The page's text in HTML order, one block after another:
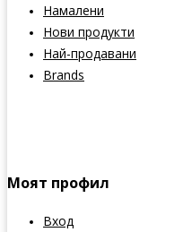
Намалени
Нови продукти
Най-продавани
Brands
Моят профил
Вход